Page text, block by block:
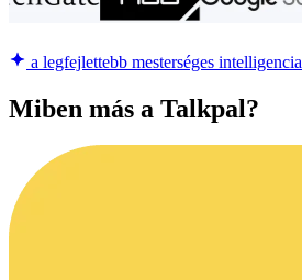
a legfejlettebb mesterséges intelligencia
Miben más a Talkpal?